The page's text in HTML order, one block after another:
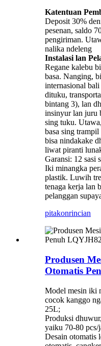
Katentuan
Deposit 30%
pesenan, saldo
pengiriman.
nalika ndeleng
Instalasi lan
Regane kalebu
basa. Nanging,
internasional
dituku,
bintang 3), lan
insinyur lan juru
sing tuku.
basa sing
bisa nindakake
liwat piranti
Garansi: 12 sasi
Iki minangka
plastik. Luwih
tenaga kerja lan
pelanggan
pitakonrincian
Produsen
Otomatis
Model mesin iki
cocok kanggo
25L;
Produksi
yaiku 70-80 pcs/
Desain otomatis